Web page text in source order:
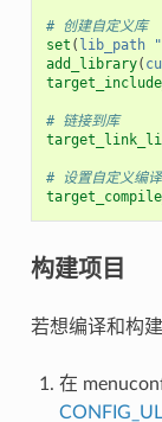
# 创建自定义库
set ( lib_path
add_library(
# 链接到库
# 设置自定义编
构建项目
若想编译和构
在